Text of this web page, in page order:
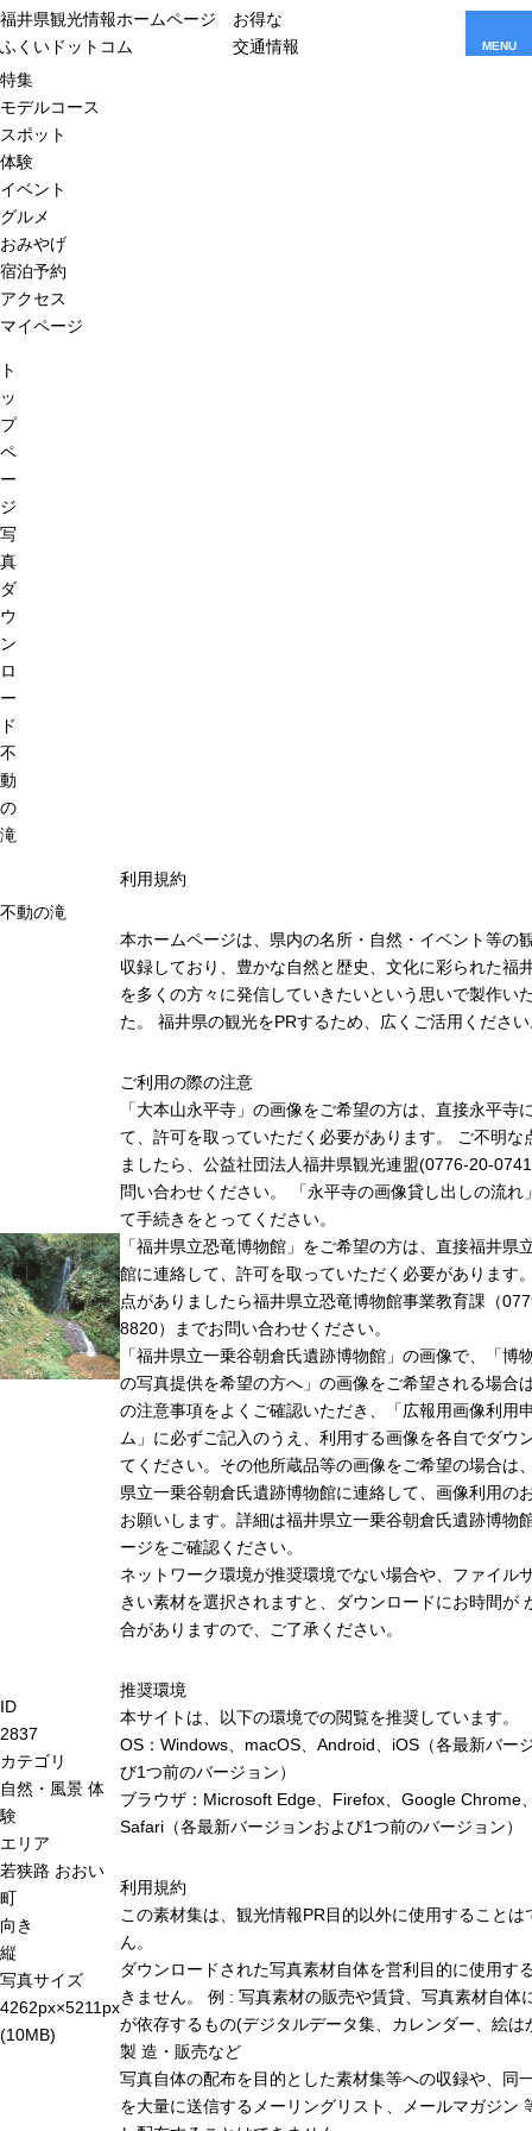
福井県観光情報ホームページ
ふくいドットコム
お得な
交通情報
MENU
特集
モデルコース
スポット
体験
イベント
グルメ
おみやげ
宿泊予約
アクセス
マイページ
ト
ッ
プ
ペ
ー
ジ
写
真
ダ
ウ
ン
ロ
ー
ド
不
動
の
滝
不動の滝
ID
2837
カテゴリ
自然・風景 体
験
エリア
若狭路 おおい
町
向き
縦
写真サイズ
4262px×5211px
(10MB)
利用規約
本ホームページは、県内の名所・自然・イベント等の
収録しており、豊かな自然と歴史、文化に彩られた福
を多くの方々に発信していきたいという思いで製作い
た。 福井県の観光をPRするため、広くご活用くださ
ご利用の際の注意
「大本山永平寺」の画像をご希望の方は、直接永平寺
て、許可を取っていただく必要があります。 ご不明な
ましたら、公益社団法人福井県観光連盟(0776-20-
問い合わせください。 「永平寺の画像貸し出しの流れ
て手続きをとってください。
「福井県立恐竜博物館」をご希望の方は、直接福井県
館に連絡して、許可を取っていただく必要があります
点がありましたら福井県立恐竜博物館事業教育課（
8820）までお問い合わせください。
「福井県立一乗谷朝倉氏遺跡博物館」の画像で、「博
の写真提供を希望の方へ」の画像をご希望される場合
の注意事項をよくご確認いただき、「広報用画像利用
ム」に必ずご記入のうえ、利用する画像を各自でダウ
てください。その他所蔵品等の画像をご希望の場合は
県立一乗谷朝倉氏遺跡博物館に連絡して、画像利用の
お願いします。詳細は福井県立一乗谷朝倉氏遺跡博物
ージをご確認ください。
ネットワーク環境が推奨環境でない場合や、ファイル
きい素材を選択されますと、ダウンロードにお時間が
合がありますので、ご了承ください。
推奨環境
本サイトは、以下の環境での閲覧を推奨しています。
OS：Windows、macOS、Android、iOS（各最新バー
び1つ前のバージョン）
ブラウザ：Microsoft Edge、Firefox、Google Chrome
Safari（各最新バージョンおよび1つ前のバージョン）
利用規約
この素材集は、観光情報PR目的以外に使用することは
ん。
ダウンロードされた写真素材自体を営利目的に使用す
きません。 例 : 写真素材の販売や賃貸、写真素材自体
が依存するもの(デジタルデータ集、カレンダー、絵は
製 造・販売など
写真自体の配布を目的とした素材集等への収録や、同
を大量に送信するメーリングリスト、メールマガジン